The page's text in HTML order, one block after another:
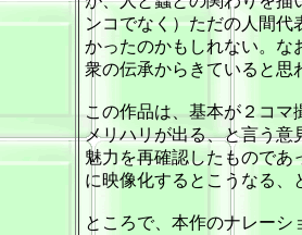
ンコでなく）ただの人間
かったのかもしれない。な
衆の伝承からきていると思
この作品は、基本が２コ
メリハリが出る、と言う意
魅力を再確認したものであ
に映像化するとこうなる、
ところで、本作のナレー